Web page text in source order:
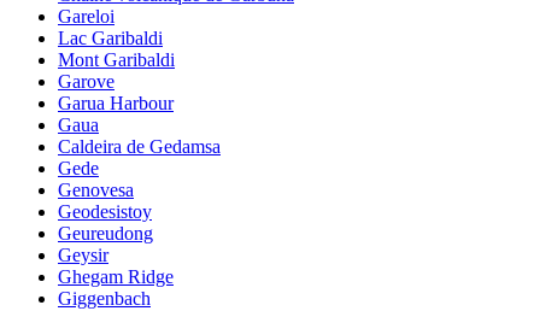
Gareloi
Lac Garibaldi
Mont Garibaldi
Garove
Garua Harbour
Gaua
Caldeira de Gedamsa
Gede
Genovesa
Geodesistoy
Geureudong
Geysir
Ghegam Ridge
Giggenbach